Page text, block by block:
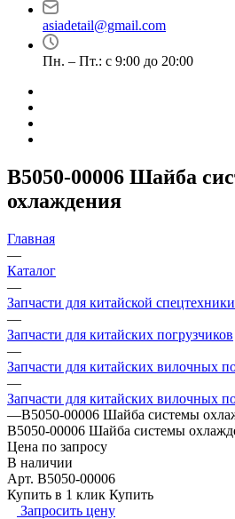
asiadetail@gmail.com
Пн. – Пт.: с 9:00 до 20:00
B5050-00006 Шайба
охлаждения
Главная
—
Каталог
—
Запчасти для китайской спецтехники
—
Запчасти для китайских погрузчиков
—
Запчасти для китайских вилочных
—
Запчасти для китайских вилочных
—B5050-00006 Шайба системы
B5050-00006 Шайба системы
Цена по запросу
В наличии
Арт. B5050-00006
Купить в 1 клик Купить
Запросить цену